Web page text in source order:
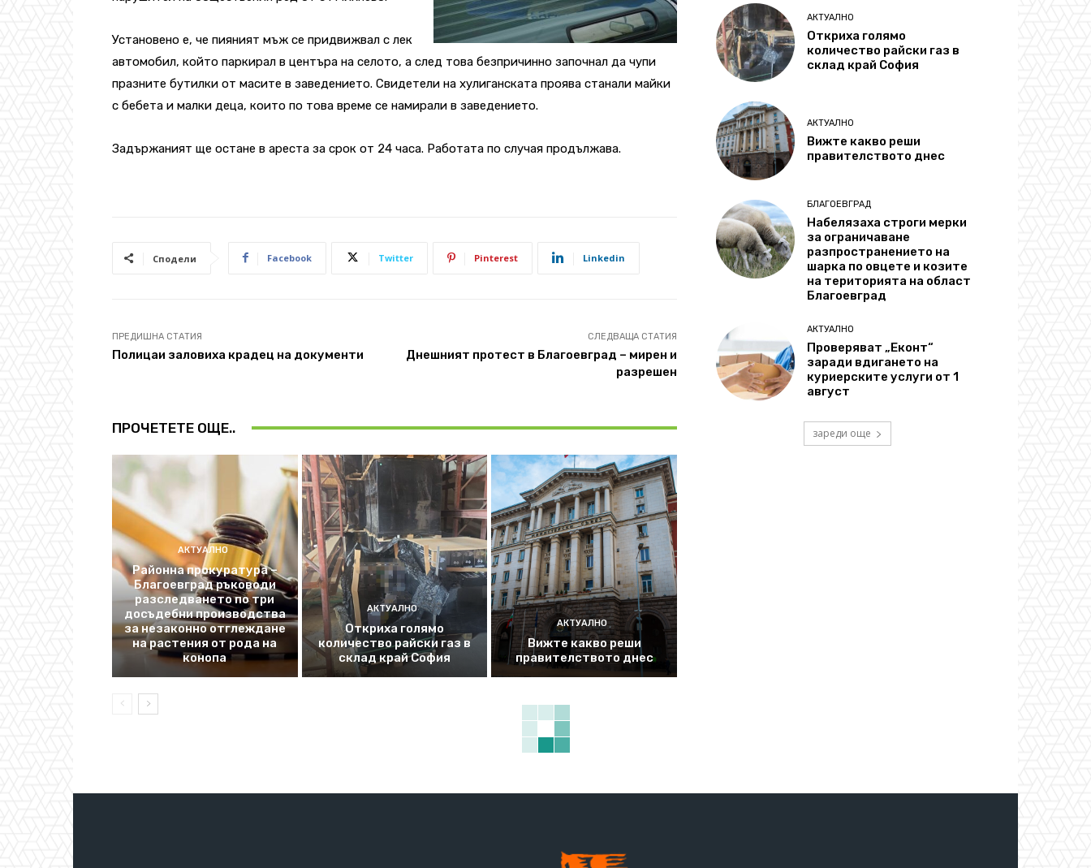
Установено е, че пияният мъж се придвижвал с лек
автомобил, който паркирал в центъра на селото, а след това безпричинно започнал да чупи
празните бутилки от масите в заведението. Свидетели на хулиганската проява станали майки
с бебета и малки деца, които по това време се намирали в заведението.
Задържаният ще остане в ареста за срок от 24 часа. Работата по случая продължава.
Сподели Facebook Twitter Pinterest Linkedin
ПРЕДИШНА СТАТИЯ
Полицаи заловиха крадец на документи
СЛЕДВАЩА СТАТИЯ
Днешният протест в Благоевград – мирен и
разрешен
ПРОЧЕТЕТЕ ОЩЕ..
АКТУАЛНО
Районна прокуратура –
Благоевград ръководи
разследването по три
досъдебни производства
за незаконно отглеждане
на растения от рода на
конопа
АКТУАЛНО
Откриха голямо
количество райски газ в
склад край София
АКТУАЛНО
Вижте какво реши
правителството днес
АКТУАЛНО
Откриха голямо
количество райски газ в
склад край София
АКТУАЛНО
Вижте какво реши
правителството днес
БЛАГОЕВГРАД
Набелязаха строги мерки
за ограничаване
разпространението на
шарка по овцете и козите
на територията на област
Благоевград
АКТУАЛНО
Проверяват „Еконт“
заради вдигането на
куриерските услуги от 1
август
зареди още